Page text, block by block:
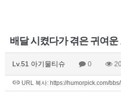
배달 시켰다가 겪은 귀여운
Lv.51 아기물티슈 0
URL 복사: https://humorpick.com/